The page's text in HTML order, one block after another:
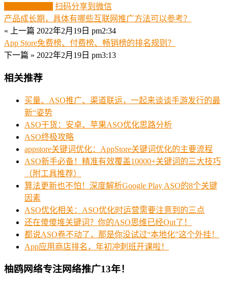
扫码分享到微信
产品成长期，具体有哪些互联网推广方法可以参考？
« 上一篇 2022年2月19日 pm2:34
App Store免费榜、付费榜、畅销榜的排名规则？
下一篇 » 2022年2月19日 pm3:13
相关推荐
买量、ASO推广、渠道联运，一起来谈谈手游发行的最
新“姿势
ASO干货：安卓、苹果ASO优化思路分析
ASO终极攻略
appstore关键词优化：AppStore关键词优化的主要流程
ASO新手必备！精准有效覆盖10000+关键词的三大技巧
（附工具推荐）
算法更新也不怕！深度解析Google Play ASO的8个关键
因素
ASO优化相关：ASO优化时运营需要注意到的三点
还在傻傻堆关键词？你的ASO思维已经Out了！
都说ASO卷不动了，那是你没试过“本地化”这个外挂！
App应用商店排名，年初冲刺班开课啦！
柚鸥网络专注网络推广13年！